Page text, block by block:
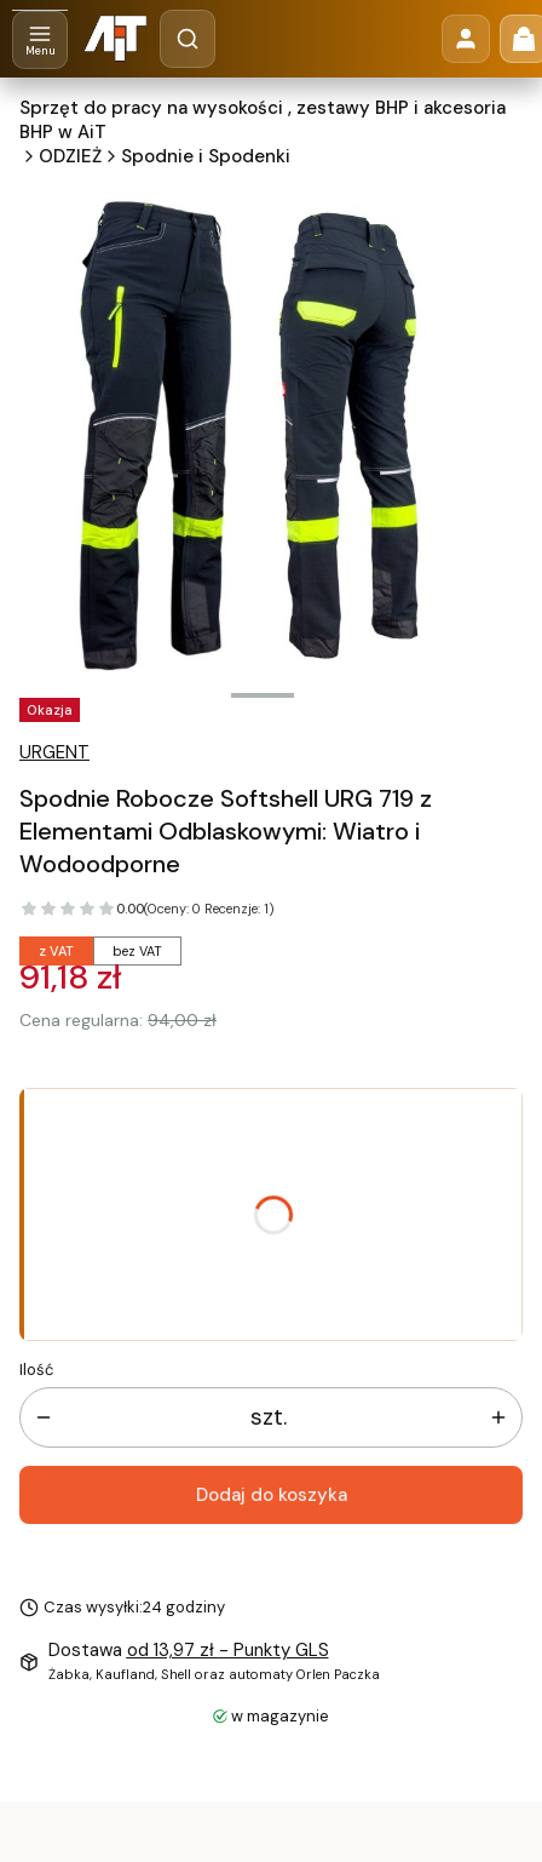
Otwórz wyszukiwarkę
Szukaj
Sprzęt do pracy na wysokości , zestawy BHP i akcesoria
BHP w AiT
ODZIEŻ
Spodnie i Spodenki
Tagi produktu
Okazja
URGENT
Spodnie Robocze Softshell URG 719 z
Elementami Odblaskowymi: Wiatro i
Wodoodporne
0.00(Oceny: 0 Recenzje: 1)
z VAT bez VAT
91,18 zł
Cena regularna: 94,00 zł
Ilość
szt.
Dodaj do koszyka
Czas wysyłki:24 godziny
Dostawa od 13,97 zł - Punkty GLS
Żabka, Kaufland, Shell oraz automaty Orlen Paczka
w magazynie
Menu